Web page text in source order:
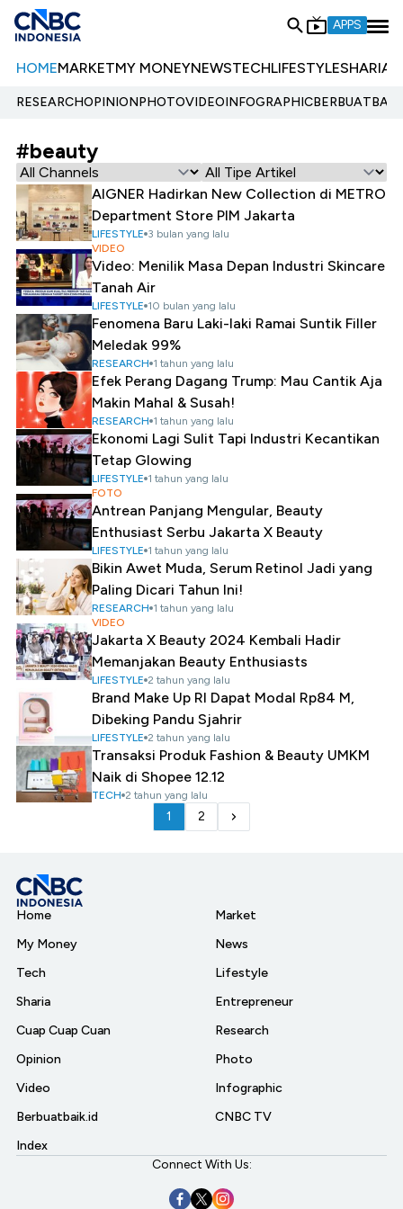
APPS
HOMEMARKETMY MONEYNEWSTECHLIFESTYLESHARIA
RESEARCHOPINIONPHOTOVIDEOINFOGRAPHIC
#beauty
AIGNER Hadirkan New Collection di METRO
Department Store PIM Jakarta
LIFESTYLE 3 bulan yang lalu
VIDEO
Video: Menilik Masa Depan Industri Skincare
Tanah Air
LIFESTYLE 10 bulan yang lalu
Fenomena Baru Laki-laki Ramai Suntik Filler
Meledak 99%
RESEARCH 1 tahun yang lalu
Efek Perang Dagang Trump: Mau Cantik Aja
Makin Mahal & Susah!
RESEARCH 1 tahun yang lalu
Ekonomi Lagi Sulit Tapi Industri Kecantikan
Tetap Glowing
LIFESTYLE 1 tahun yang lalu
FOTO
Antrean Panjang Mengular, Beauty
Enthusiast Serbu Jakarta X Beauty
LIFESTYLE 1 tahun yang lalu
Bikin Awet Muda, Serum Retinol Jadi yang
Paling Dicari Tahun Ini!
RESEARCH 1 tahun yang lalu
VIDEO
Jakarta X Beauty 2024 Kembali Hadir
Memanjakan Beauty Enthusiasts
LIFESTYLE 2 tahun yang lalu
Brand Make Up RI Dapat Modal Rp84 M,
Dibeking Pandu Sjahrir
LIFESTYLE 2 tahun yang lalu
Transaksi Produk Fashion & Beauty UMKM
Naik di Shopee 12.12
TECH 2 tahun yang lalu
1 2
Home
My Money
Tech
Sharia
Cuap Cuap Cuan
Opinion
Video
Berbuatbaik.id
Index
Market
News
Lifestyle
Entrepreneur
Research
Photo
Infographic
CNBC TV
Connect With Us: